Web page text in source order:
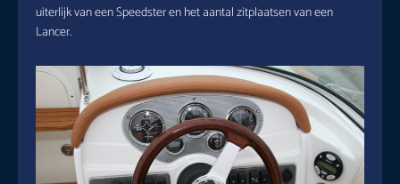
uiterlijk van een Speedster en het aantal zitplaatsen van een
Lancer.